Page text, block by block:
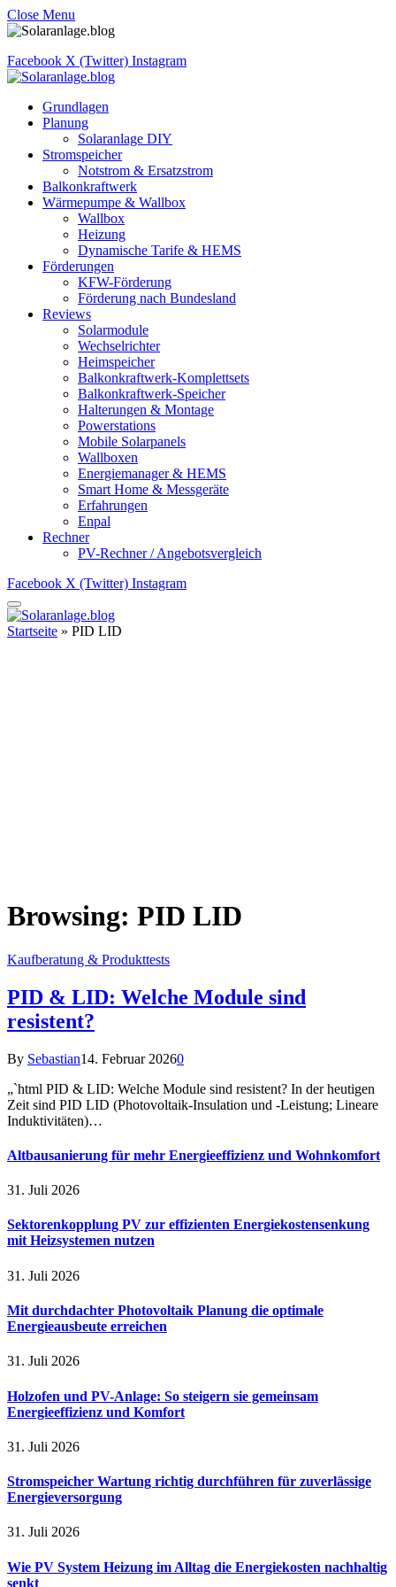
Close Menu
Facebook X (Twitter) Instagram
Grundlagen
Planung
Solaranlage DIY
Stromspeicher
Notstrom & Ersatzstrom
Balkonkraftwerk
Wärmepumpe & Wallbox
Wallbox
Heizung
Dynamische Tarife & HEMS
Förderungen
KFW-Förderung
Förderung nach Bundesland
Reviews
Solarmodule
Wechselrichter
Heimspeicher
Balkonkraftwerk-Komplettsets
Balkonkraftwerk-Speicher
Halterungen & Montage
Powerstations
Mobile Solarpanels
Wallboxen
Energiemanager & HEMS
Smart Home & Messgeräte
Erfahrungen
Enpal
Rechner
PV-Rechner / Angebotsvergleich
Facebook X (Twitter) Instagram
Startseite » PID LID
Browsing: PID LID
Kaufberatung & Produkttests
PID & LID: Welche Module sind
resistent?
By Sebastian14. Februar 20260
„`html PID & LID: Welche Module sind resistent? In der heutigen
Zeit sind PID LID (Photovoltaik-Insulation und -Leistung; Lineare
Induktivitäten)…
Altbausanierung für mehr Energieeffizienz und Wohnkomfort
31. Juli 2026
Sektorenkopplung PV zur effizienten Energiekostensenkung
mit Heizsystemen nutzen
31. Juli 2026
Mit durchdachter Photovoltaik Planung die optimale
Energieausbeute erreichen
31. Juli 2026
Holzofen und PV-Anlage: So steigern sie gemeinsam
Energieeffizienz und Komfort
31. Juli 2026
Stromspeicher Wartung richtig durchführen für zuverlässige
Energieversorgung
31. Juli 2026
Wie PV System Heizung im Alltag die Energiekosten nachhaltig
senkt